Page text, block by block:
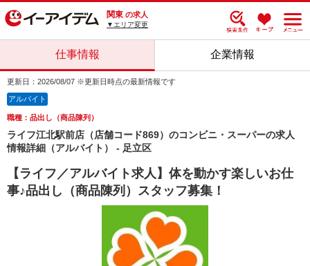
関東 の求人
▼エリア変更
仕事情報 企業情報
更新日：2026/08/07 ※更新日時点の最新情報です
アルバイト
職種：品出し（商品陳列）
ライフ江北駅前店（店舗コード869）のコンビニ・スーパーの求人
情報詳細（アルバイト） - 足立区
【ライフ／アルバイト求人】体を動かす楽しいお仕
事♪品出し（商品陳列）スタッフ募集！